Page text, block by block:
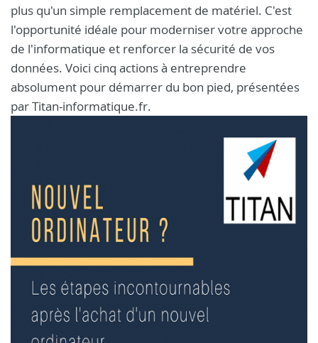
plus qu'un simple remplacement de matériel. C'est
l'opportunité idéale pour moderniser votre approche
de l'informatique et renforcer la sécurité de vos
données. Voici cinq actions à entreprendre
absolument pour démarrer du bon pied, présentées
par Titan-informatique.fr.